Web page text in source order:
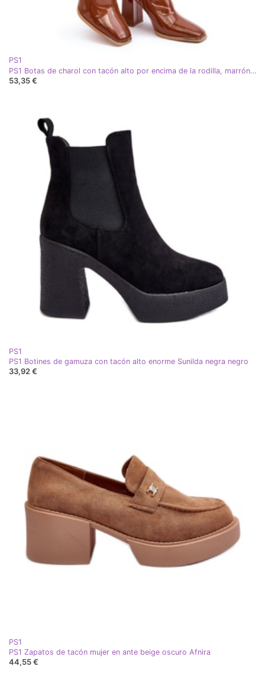
PS1
PS1 Botas de charol con tacón alto por encima de la rodilla, marrón Mlokva
53,35 €
PS1
PS1 Botines de gamuza con tacón alto enorme Sunilda negra negro
33,92 €
PS1
PS1 Zapatos de tacón mujer en ante beige oscuro Afnira
44,55 €